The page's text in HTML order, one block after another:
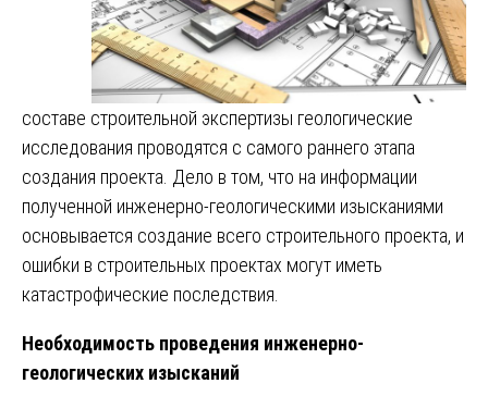
составе строительной экспертизы геологические
исследования проводятся с самого раннего этапа
создания проекта. Дело в том, что на информации
полученной инженерно-геологическими изысканиями
основывается создание всего строительного проекта, и
ошибки в строительных проектах могут иметь
катастрофические последствия.
Необходимость проведения инженерно-
геологических изысканий